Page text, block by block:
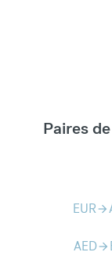
Paires
EURarrow_forward
AEDarrow_forward